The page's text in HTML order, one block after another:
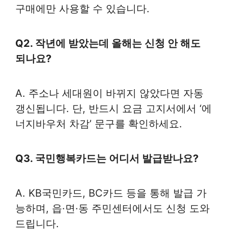
구매에만 사용할 수 있습니다.
Q2. 작년에 받았는데 올해는 신청 안 해도
되나요?
A. 주소나 세대원이 바뀌지 않았다면 자동
갱신됩니다. 단, 반드시 요금 고지서에서 ‘에
너지바우처 차감’ 문구를 확인하세요.
Q3. 국민행복카드는 어디서 발급받나요?
A. KB국민카드, BC카드 등을 통해 발급 가
능하며, 읍·면·동 주민센터에서도 신청 도와
드립니다.